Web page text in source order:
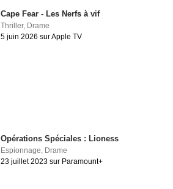
Cape Fear - Les Nerfs à vif
Thriller, Drame
5 juin 2026 sur Apple TV
Opérations Spéciales : Lioness
Espionnage Drame
23 juillet 2023 sur Paramount+